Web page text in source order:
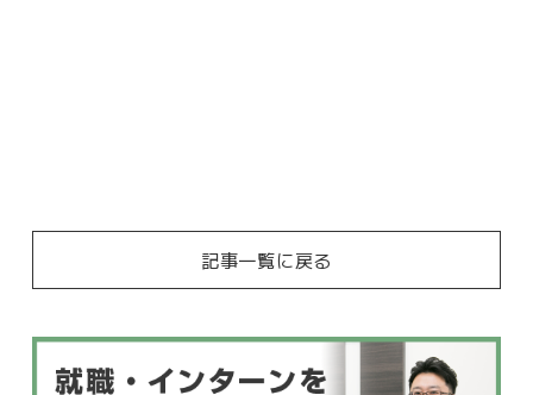
記事一覧に戻る